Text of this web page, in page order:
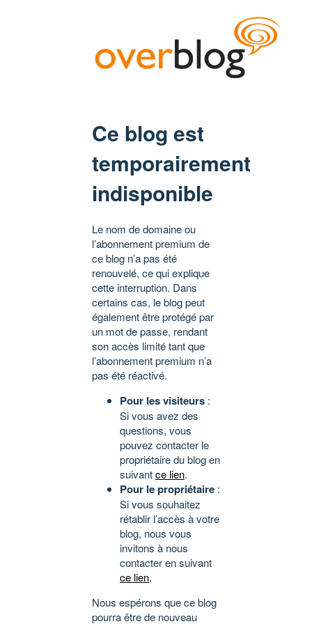
Ce blog est
temporairement
indisponible
Le nom de domaine ou
l’abonnement premium de
ce blog n’a pas été
renouvelé, ce qui explique
cette interruption. Dans
certains cas, le blog peut
également être protégé par
un mot de passe, rendant
son accès limité tant que
l’abonnement premium n’a
pas été réactivé.
Pour les visiteurs :
Si vous avez des
questions, vous
pouvez contacter le
propriétaire du blog en
suivantce lien.
Pour le propriétaire :
Si vous souhaitez
rétablir l’accès à votre
blog, nous vous
invitons à nous
contacter en suivant
ce lien.
Nous espérons que ce blog
pourra être de nouveau